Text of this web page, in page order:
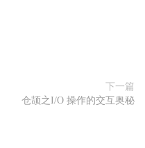
下一篇
仓颉之I/O 操作的交互奥秘